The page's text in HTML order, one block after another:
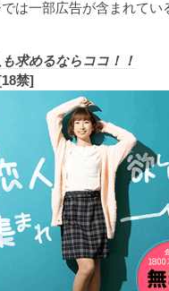
は一部広告が含まれてい
求めるならココ！！
禁]